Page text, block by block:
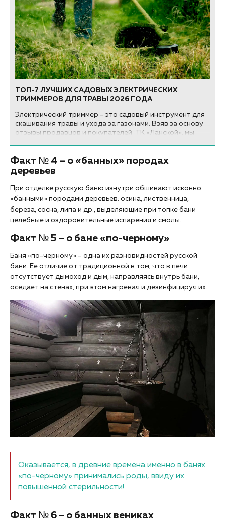
ТОП-7 ЛУЧШИХ САДОВЫХ ЭЛЕКТРИЧЕСКИХ
ТРИММЕРОВ ДЛЯ ТРАВЫ 2026 ГОДА
Электрический триммер – это садовый инструмент для
скашивания травы и ухода за газонами. Взяв за основу
отзывы продавцов и покупателей ТК «Ланской», мы
года...
Факт № 4 – о «банных» породах
деревьев
При отделке русскую баню изнутри обшивают исконно
«банными» породами деревьев: осина, лиственница,
береза, сосна, липа и др., выделяющие при топке бани
целебные и оздоровительные испарения и смолы.
Факт № 5 – о бане «по-черному»
Баня «по-черному» – одна их разновидностей русской
бани. Ее отличие от традиционной в том, что в печи
отсутствует дымоход и дым, направляясь внутрь бани,
оседает на стенах, при этом нагревая и дезинфицируя их.
Оказывается, в древние времена именно в банях
«по-черному» принимались роды, ввиду их
повышенной стерильности!
Факт № 6 – о банных вениках